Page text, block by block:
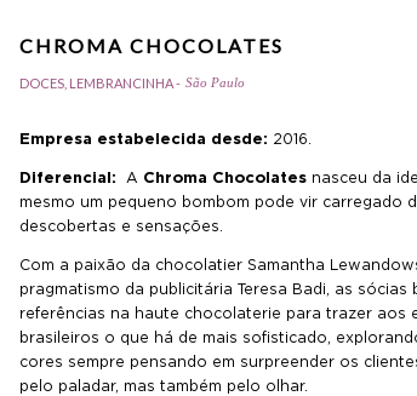
CHROMA CHOCOLATES
DOCES, LEMBRANCINHA - São Paulo
Empresa estabelecida desde: 2016.
Diferencial: A Chroma Chocolates nasceu da
mesmo um pequeno bombom pode vir carregado
descobertas e sensações.
Com a paixão da chocolatier Samantha
pragmatismo da publicitária Teresa Badi, as sócias
referências na haute chocolaterie para trazer aos
brasileiros o que há de mais sofisticado,
cores sempre pensando em surpreender os
pelo paladar, mas também pelo olhar.